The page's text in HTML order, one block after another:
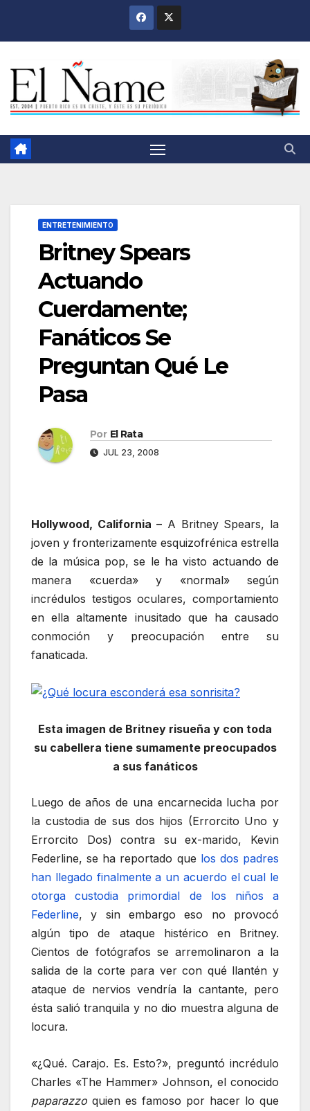
ENTRETENIMIENTO
Britney Spears
Actuando
Cuerdamente;
Fanáticos Se
Preguntan Qué Le
Pasa
Por El Rata
JUL 23, 2008
Hollywood, California – A Britney Spears, la
joven y fronterizamente esquizofrénica estrella
de la música pop, se le ha visto actuando de
manera «cuerda» y «normal» según
incrédulos testigos oculares, comportamiento
en ella altamente inusitado que ha causado
conmoción y preocupación entre su
fanaticada.
Esta imagen de Britney risueña y con toda
su cabellera tiene sumamente preocupados
a sus fanáticos
Luego de años de una encarnecida lucha por
la custodia de sus dos hijos (Errorcito Uno y
Errorcito Dos) contra su ex-marido, Kevin
Federline, se ha reportado que los dos padres
han llegado finalmente a un acuerdo el cual le
otorga custodia primordial de los niños a
Federline, y sin embargo eso no provocó
algún tipo de ataque histérico en Britney.
Cientos de fotógrafos se arremolinaron a la
salida de la corte para ver con qué llantén y
ataque de nervios vendría la cantante, pero
ésta salió tranquila y no dio muestra alguna de
locura.
«¿Qué. Carajo. Es. Esto?», preguntó incrédulo
Charles «The Hammer» Johnson, el conocido
paparazzo quien es famoso por hacer lo que